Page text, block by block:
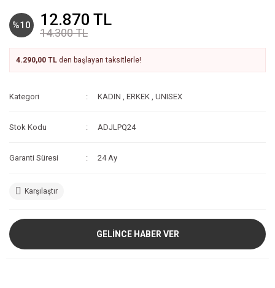
%10 12.870 TL
14.300 TL
4.290,00 TL den başlayan taksitlerle!
Kategori KADIN ,ERKEK ,UNISEX
Stok Kodu ADJLPQ24
Garanti Süresi 24 Ay
Karşılaştır
GELİNCE HABER VER